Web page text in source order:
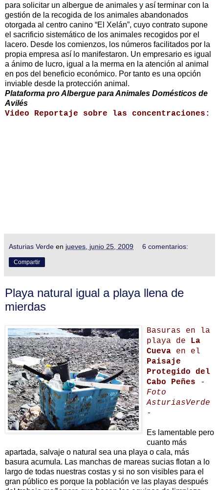
para solicitar un albergue de animales y así terminar con la
gestión de la recogida de los animales abandonados
otorgada al centro canino “El Xelán”, cuyo contrato supone
el sacrificio sistemático de los animales recogidos por el
lacero. Desde los comienzos, los números facilitados por la
propia empresa así lo manifestaron. Un empresario es igual
a ánimo de lucro, igual a la merma en la atención al animal
en pos del beneficio económico. Por tanto es una opción
inviable desde la protección animal.
Plataforma pro Albergue para Animales Domésticos de
Avilés
Video Reportaje sobre las concentraciones:
Asturias Verde en jueves, junio 25, 2009 6 comentarios:
Compartir
Playa natural igual a playa llena de
mierdas
Basuras en la
playa de
La
Cueva en el
Paisaje
Protegido del
Cabo Peñes
-
Foto
AsturiasVerde
-
Es lamentable pero
cuanto más
apartada, salvaje o natural sea una playa o cala, más
basura acumula. Las manchas de mareas sucias flotan a lo
largo de todas nuestras costas y si no son visibles para el
gran público es porque la población ve las playas después